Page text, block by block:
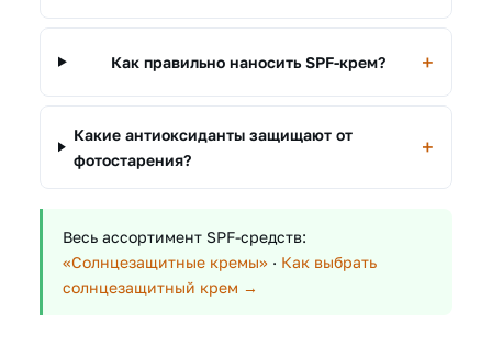
Как правильно наносить SPF-крем?
Какие антиоксиданты защищают от
фотостарения?
Весь ассортимент SPF-средств:
«Солнцезащитные кремы» · Как выбрать
солнцезащитный крем →